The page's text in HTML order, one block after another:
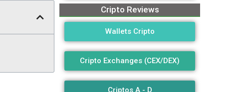
Cripto Reviews
Wallets Cripto
Cripto Exchanges (CEX/DEX)
Criptos A - D